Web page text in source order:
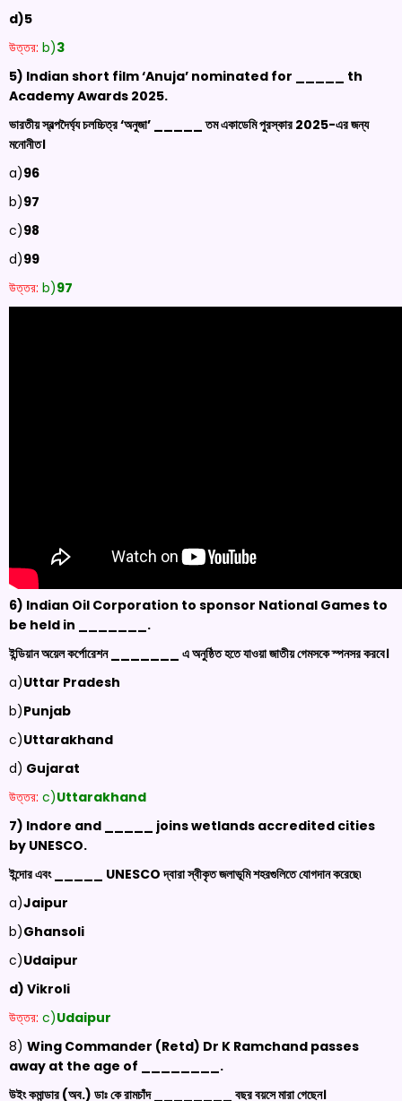
d)5
উত্তর: b)3
5) Indian short film ‘Anuja’ nominated for _____ th
Academy Awards 2025.
ভারতীয় স্বল্পদৈর্ঘ্য চলচ্চিত্র ‘অনুজা’ _____ তম একাডেমি পুরস্কার 2025-এর জন্য
মনোনীত।
a)96
b)97
c)98
d)99
উত্তর: b)97
6) Indian Oil Corporation to sponsor National Games to
be held in
_______.
ইন্ডিয়ান অয়েল কর্পোরেশন _______ এ অনুষ্ঠিত হতে যাওয়া জাতীয় গেমসকে স্পনসর করবে।
a)Uttar Pradesh
b)Punjab
c)Uttarakhand
d) Gujarat
উত্তর: c)Uttarakhand
7) Indore and _____ joins wetlands accredited cities
by UNESCO.
ইন্দোর এবং _____ UNESCOদ্বারা স্বীকৃত জলাভূমি শহরগুলিতে যোগদান করেছে৷
a)Jaipur
b)Ghansoli
c)Udaipur
d) Vikroli
উত্তর: c)Udaipur
8) Wing Commander (Retd) Dr K Ramchand passes
away at the age of
________.
উইং কমান্ডার (অব.) ডাঃ কে রামচাঁদ ________ বছর বয়সে মারা গেছেন।